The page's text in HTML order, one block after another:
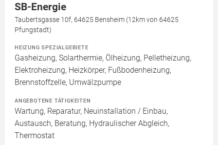
SB-Energie
Taubertsgasse 10f, 64625 Bensheim (12km von 64625
Pfungstadt)
HEIZUNG SPEZIALGEBIETE
Gasheizung, Solarthermie, Ölheizung, Pelletheizung,
Elektroheizung, Heizkörper, Fußbodenheizung,
Brennstoffzelle, Umwälzpumpe
ANGEBOTENE TÄTIGKEITEN
Wartung, Reparatur, Neuinstallation / Einbau,
Austausch, Beratung, Hydraulischer Abgleich,
Thermostat